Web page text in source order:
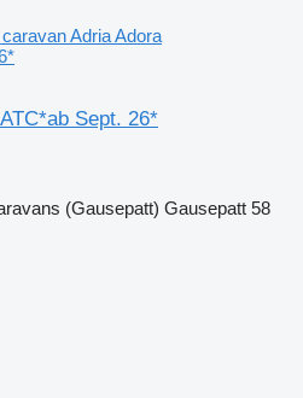
caravan Adria Adora
Sept. 26*
(Gausepatt) Gausepatt 58